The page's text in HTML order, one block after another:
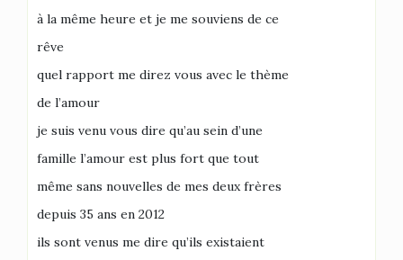
à la même heure et je me souviens de ce
rêve
quel rapport me direz vous avec le thème
de l’amour
je suis venu vous dire qu’au sein d’une
famille l’amour est plus fort que tout
même sans nouvelles de mes deux frères
depuis 35 ans en 2012
ils sont venus me dire qu’ils existaient